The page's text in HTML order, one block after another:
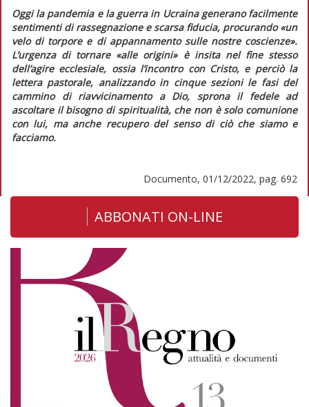
Oggi la pandemia e la guerra in Ucraina generano facilmente
sentimenti di rassegnazione e scarsa fiducia, procurando«un
velo di torpore e di appannamento sulle nostre coscienze».
L’urgenza di tornare «alle origini» è insita nel fine stesso
dell’agire ecclesiale, ossia l’incontro con Cristo, e perciò la
lettera pastorale, analizzando in cinque sezioni le fasi del
cammino di riavvicinamento a Dio, sprona il fedele ad
ascoltare il bisogno di spiritualità, che non è solo comunione
con lui, ma anche recupero del senso di ciò che siamo e
facciamo.
Documento, 01/12/2022, pag. 692
ABBONATI ON-LINE